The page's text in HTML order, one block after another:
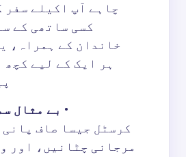
چاہے آپ اکیلے سفر
کسی ساتھی کے
خاندان کے ہمراہ،
ہر ایک کے لیے کچھ
• بے مثال
کرسٹل جیسا صاف
مرجانی چٹانیں، اور